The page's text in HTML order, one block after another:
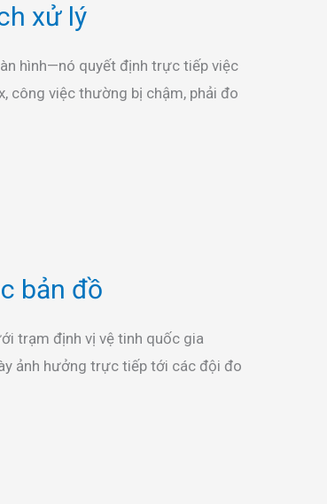
xử lý
hình—nó quyết định trực tiếp việc
công việc thường bị chậm, phải đo
bản đồ
trạm định vị vệ tinh quốc gia
ảnh hưởng trực tiếp tới các đội đo